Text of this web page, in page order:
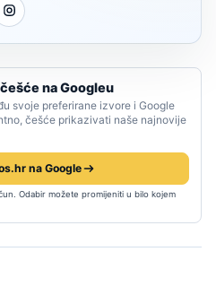
na Googleu
svoje preferirane izvore i Google
češće prikazivati naše najnovije
na Google
Odabir možete promijeniti u bilo kojem